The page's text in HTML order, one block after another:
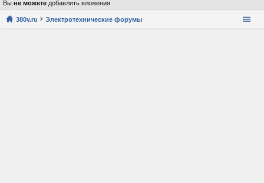
Вы не можете добавлять вложения
380v.ru Электротехнические форумы